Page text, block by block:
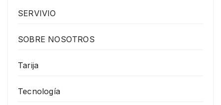
SERVIVIO
SOBRE NOSOTROS
Tarija
Tecnología